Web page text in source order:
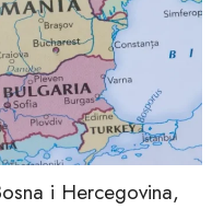
i Hercegovina,